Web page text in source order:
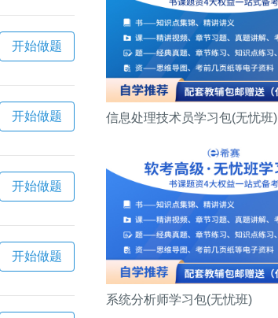
开始做题
开始做题
开始做题
开始做题
信息处理技术员学习包(无忧班)
系统分析师学习包(无忧班)